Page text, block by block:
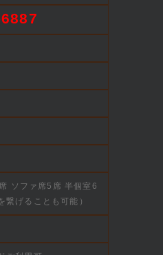
ソファ席5席 半個室6
繋げることも可能）